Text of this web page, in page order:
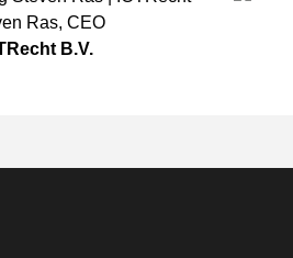
Ras, CEO
B.V.